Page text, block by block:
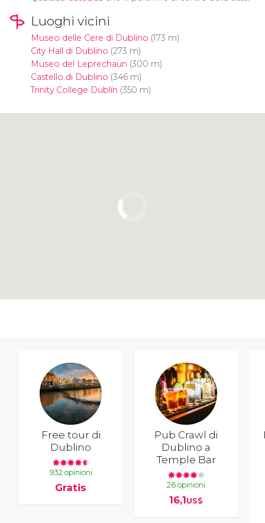
Luoghi vicini
Museo delle Cere di Dublino (173 m)
City Hall di Dublino (273 m)
Museo del Leprechaun (300 m)
Castello di Dublino (346 m)
Trinity College Dublín (350 m)
Free tour di
Dublino
932 opinioni
Gratis
Pub Crawl di
Dublino a
Temple Bar
26 opinioni
16,1US$